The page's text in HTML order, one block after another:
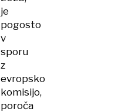
je
pogosto
v
sporu
z
evropsko
komisijo,
poroča